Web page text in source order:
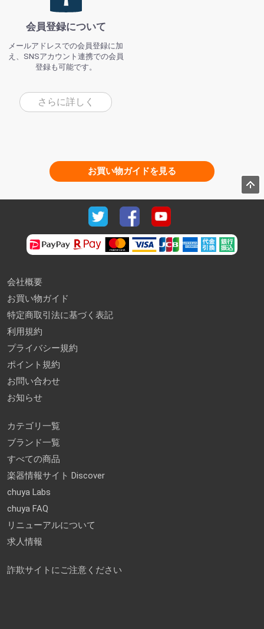
会員登録について
メールアドレスでの会員登録に加
え、SNSアカウント連携での会員
登録も可能です。
さらに詳しく
お買い物ガイドを見る
会社概要
お買い物ガイド
特定商取引法に基づく表記
利用規約
プライバシー規約
ポイント規約
お問い合わせ
お知らせ
カテゴリ一覧
ブランド一覧
すべての商品
楽器情報サイト Discover
chuya Labs
chuya FAQ
リニューアルについて
求人情報
詐欺サイトにご注意ください